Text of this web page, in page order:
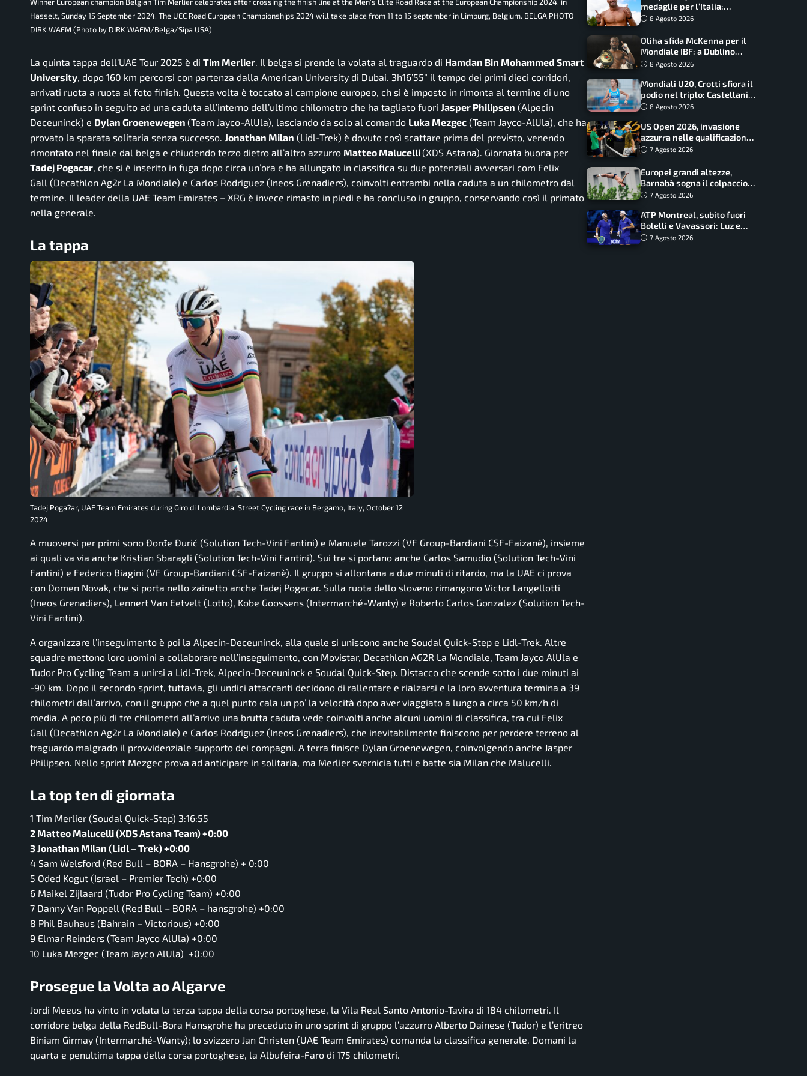
Hasselt, Sunday 15 September 2024. The UEC Road European Championships 2024 will take place from 11 to 15 september in Limburg, Belgium. BELGA PHOTO
DIRK WAEM (Photo by DIRK WAEM/Belga/Sipa USA)
La quinta tappa dell’UAE Tour 2025 è di Tim Merlier . Il belga si prende la volata al traguardo di Hamdan Bin Mohammed Smart
University , dopo 160 km percorsi con partenza dalla American University di Dubai. 3h16’55” il tempo dei primi dieci corridori,
arrivati ruota a ruota al foto finish. Questa volta è toccato al campione europeo, ch si è imposto in rimonta al termine di uno
sprint confuso in seguito ad una caduta all’interno dell’ultimo chilometro che ha tagliato fuori Jasper Philipsen (Alpecin
Deceuninck) e Dylan Groenewegen (Team Jayco-AlUla), lasciando da solo al comando Luka Mezgec (Team Jayco-AlUla), che ha
provato la sparata solitaria senza successo. Jonathan Milan (Lidl-Trek) è dovuto così scattare prima del previsto, venendo
rimontato nel finale dal belga e chiudendo terzo dietro all’altro azzurro Matteo Malucelli(XDS Astana). Giornata buona per
Tadej Pogacar , che si è inserito in fuga dopo circa un’ora e ha allungato in classifica su due potenziali avversari com Felix
Gall (Decathlon Ag2r La Mondiale) e Carlos Rodriguez (Ineos Grenadiers), coinvolti entrambi nella caduta a un chilometro dal
termine. Il leader della UAE Team Emirates – XRG è invece rimasto in piedi e ha concluso in gruppo, conservando così il primato
nella generale.
La tappa
Tadej Poga?ar, UAE Team Emirates during Giro di Lombardia, Street Cycling race in Bergamo, Italy, October 12
2024
A muoversi per primi sono Đorđe Đurić (Solution Tech-Vini Fantini) e Manuele Tarozzi (VF Group-Bardiani CSF-Faizanè), insieme
ai quali va via anche Kristian Sbaragli (Solution Tech-Vini Fantini). Sui tre si portano anche Carlos Samudio (Solution Tech-Vini
Fantini) e Federico Biagini (VF Group-Bardiani CSF-Faizanè). Il gruppo si allontana a due minuti di ritardo, ma la UAE ci prova
con Domen Novak, che si porta nello zainetto anche Tadej Pogacar. Sulla ruota dello sloveno rimangono Victor Langellotti
(Ineos Grenadiers), Lennert Van Eetvelt (Lotto), Kobe Goossens (Intermarché-Wanty) e Roberto Carlos Gonzalez (Solution Tech-
Vini Fantini).
A organizzare l’inseguimento è poi la Alpecin-Deceuninck, alla quale si uniscono anche Soudal Quick-Step e Lidl-Trek. Altre
squadre mettono loro uomini a collaborare nell’inseguimento, con Movistar, Decathlon AG2R La Mondiale, Team Jayco AlUla e
Tudor Pro Cycling Team a unirsi a Lidl-Trek, Alpecin-Deceuninck e Soudal Quick-Step. Distacco che scende sotto i due minuti ai
-90 km. Dopo il secondo sprint, tuttavia, gli undici attaccanti decidono di rallentare e rialzarsi e la loro avventura termina a 39
chilometri dall’arrivo, con il gruppo che a quel punto cala un po’ la velocità dopo aver viaggiato a lungo a circa 50 km/h di
media. A poco più di tre chilometri all’arrivo una brutta caduta vede coinvolti anche alcuni uomini di classifica, tra cui Felix
Gall (Decathlon Ag2r La Mondiale) e Carlos Rodriguez (Ineos Grenadiers), che inevitabilmente finiscono per perdere terreno al
traguardo malgrado il provvidenziale supporto dei compagni. A terra finisce Dylan Groenewegen, coinvolgendo anche Jasper
Philipsen. Nello sprint Mezgec prova ad anticipare in solitaria, ma Merlier svernicia tutti e batte sia Milan che Malucelli.
La top ten di giornata
1 Tim Merlier (Soudal Quick-Step) 3:16:55
2 Matteo Malucelli (XDS Astana Team) +0:00
3 Jonathan Milan (Lidl – Trek) +0:00
4 Sam Welsford (Red Bull – BORA – Hansgrohe) + 0:00
5 Oded Kogut (Israel – Premier Tech) +0:00
6 Maikel Zijlaard (Tudor Pro Cycling Team) +0:00
7 Danny Van Poppell (Red Bull – BORA – hansgrohe) +0:00
8 Phil Bauhaus (Bahrain – Victorious) +0:00
9 Elmar Reinders (Team Jayco AlUla) +0:00
10 Luka Mezgec (Team Jayco AlUla) +0:00
Prosegue la Volta ao Algarve
Jordi Meeus ha vinto in volata la terza tappa della corsa portoghese, la Vila Real Santo Antonio-Tavira di 184 chilometri. Il
corridore belga della RedBull-Bora Hansgrohe ha preceduto in uno sprint di gruppo l’azzurro Alberto Dainese (Tudor) e l’eritreo
Biniam Girmay (Intermarché-Wanty); lo svizzero Jan Christen (UAE Team Emirates) comanda la classifica generale. Domani la
quarta e penultima tappa della corsa portoghese, la Albufeira-Faro di 175 chilometri.
medaglie per l’Italia:
Paltrinieri guida la staffetta,
grandi altezze
8 Agosto 2026
Oliha sfida McKenna per il
Mondiale IBF: a Dublino
serve l’impresa nella tana
8 Agosto 2026
Mondiali U20, Crotti sfiora il
podio nel triplo: Castellani
da record, Succo in finale
8 Agosto 2026
US Open 2026, invasione
azzurra nelle qualificazioni:
17 italiani a caccia del main
7 Agosto 2026
Europei grandi altezze,
Barnabà sogna il colpaccio:
è leader a metà gara, Baraldi
7 Agosto 2026
ATP Montreal, subito fuori
Bolelli e Vavassori: Luz e
Matos fermano gli azzurri
7 Agosto 2026